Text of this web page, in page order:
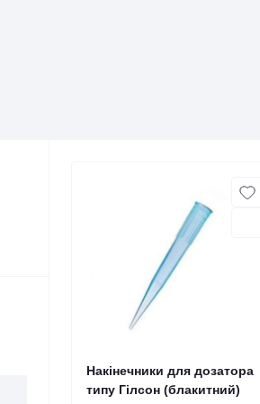
Накінечники для дозатора
типу Гілсон (блакитний)